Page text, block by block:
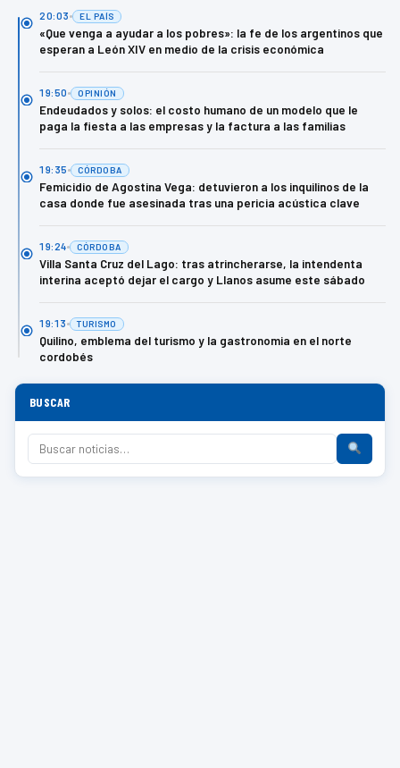
20:03 EL PAÍS
«Que venga a ayudar a los pobres»: la fe de los argentinos que
esperan a León XIV en medio de la crisis económica
19:50 OPINIÓN
Endeudados y solos: el costo humano de un modelo que le
paga la fiesta a las empresas y la factura a las familias
19:35 CÓRDOBA
Femicidio de Agostina Vega: detuvieron a los inquilinos de la
casa donde fue asesinada tras una pericia acústica clave
19:24 CÓRDOBA
Villa Santa Cruz del Lago: tras atrincherarse, la intendenta
interina aceptó dejar el cargo y Llanos asume este sábado
19:13 TURISMO
Quilino, emblema del turismo y la gastronomia en el norte
cordobés
BUSCAR